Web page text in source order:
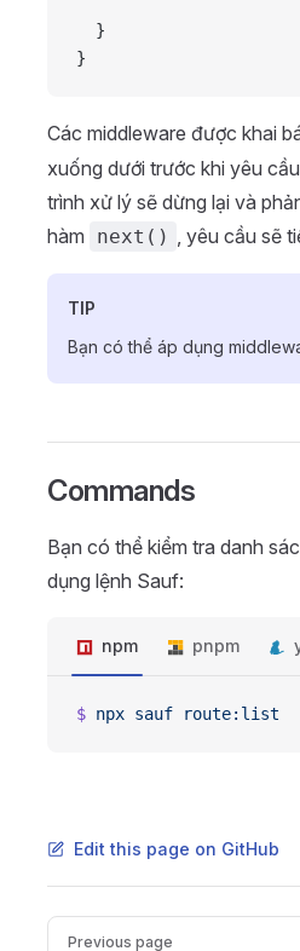
  }
}
Các middleware được khai
xuống dưới trước khi yêu
trình xử lý sẽ dừng lại và
hàm
next() , yêu cầu sẽ
TIP
Bạn có thể áp dụng
Commands
Bạn có thể kiểm tra danh
dụng lệnh Sauf:
npm pnpm
$ npx sauf route:list
Edit this page on GitHub
Pager
Previous page